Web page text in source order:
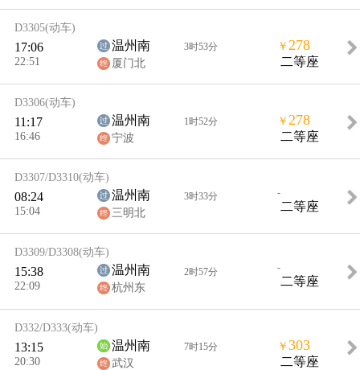
D3305(动车)
17:06
22:51
温州南
厦门北
3时53分 ￥ 278
二等座
D3306(动车)
11:17
16:46
温州南
宁波
1时52分 ￥ 278
二等座
D3307/D3310(动车)
08:24
15:04
温州南
三明北
3时33分 -
二等座
D3309/D3308(动车)
15:38
22:09
温州南
杭州东
2时57分 -
二等座
D332/D333(动车)
13:15
20:30
温州南
武汉
7时15分 ￥ 303
二等座